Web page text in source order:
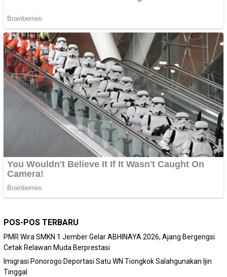
POS-POS TERBARU
PMR Wira SMKN 1 Jember Gelar ABHINAYA 2026, Ajang Bergengsi
Cetak Relawan Muda Berprestasi
Imigrasi Ponorogo Deportasi Satu WN Tiongkok Salahgunakan Ijin
Tinggal